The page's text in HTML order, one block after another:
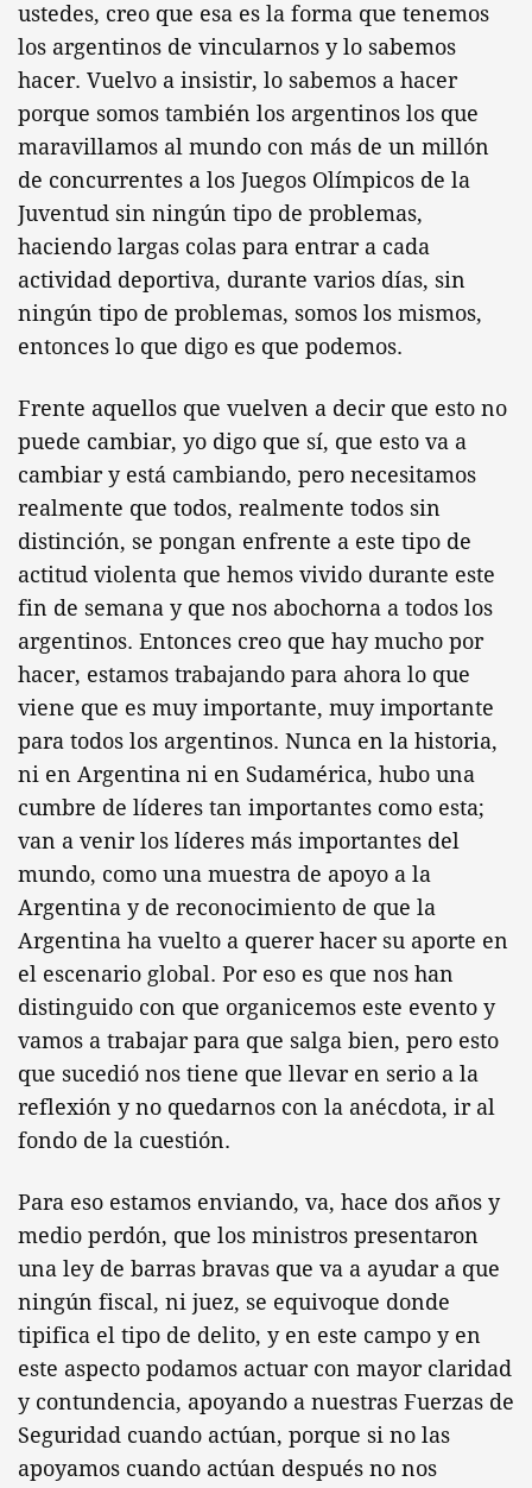
ustedes, creo que esa es la forma que tenemos
los argentinos de vincularnos y lo sabemos
hacer. Vuelvo a insistir, lo sabemos a hacer
porque somos también los argentinos los que
maravillamos al mundo con más de un millón
de concurrentes a los Juegos Olímpicos de la
Juventud sin ningún tipo de problemas,
haciendo largas colas para entrar a cada
actividad deportiva, durante varios días, sin
ningún tipo de problemas, somos los mismos,
entonces lo que digo es que podemos.
Frente aquellos que vuelven a decir que esto no
puede cambiar, yo digo que sí, que esto va a
cambiar y está cambiando, pero necesitamos
realmente que todos, realmente todos sin
distinción, se pongan enfrente a este tipo de
actitud violenta que hemos vivido durante este
fin de semana y que nos abochorna a todos los
argentinos. Entonces creo que hay mucho por
hacer, estamos trabajando para ahora lo que
viene que es muy importante, muy importante
para todos los argentinos. Nunca en la historia,
ni en Argentina ni en Sudamérica, hubo una
cumbre de líderes tan importantes como esta;
van a venir los líderes más importantes del
mundo, como una muestra de apoyo a la
Argentina y de reconocimiento de que la
Argentina ha vuelto a querer hacer su aporte en
el escenario global. Por eso es que nos han
distinguido con que organicemos este evento y
vamos a trabajar para que salga bien, pero esto
que sucedió nos tiene que llevar en serio a la
reflexión y no quedarnos con la anécdota, ir al
fondo de la cuestión.
Para eso estamos enviando, va, hace dos años y
medio perdón, que los ministros presentaron
una ley de barras bravas que va a ayudar a que
ningún fiscal, ni juez, se equivoque donde
tipifica el tipo de delito, y en este campo y en
este aspecto podamos actuar con mayor claridad
y contundencia, apoyando a nuestras Fuerzas de
Seguridad cuando actúan, porque si no las
apoyamos cuando actúan después no nos